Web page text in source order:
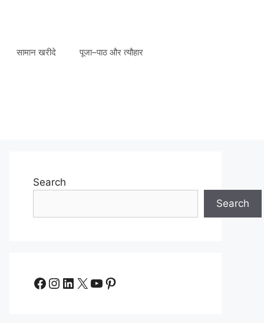
सामान खरीदे पूजा–पाठ और त्यौहार
Search
Search
Facebook
Instagram
LinkedIn
X YouTube
Pinterest